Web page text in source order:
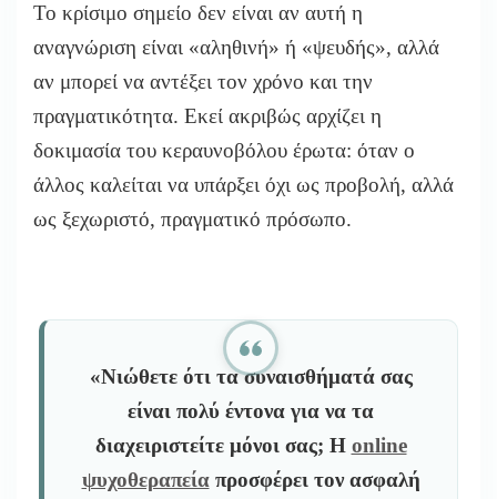
Το κρίσιμο σημείο δεν είναι αν αυτή η
αναγνώριση είναι «αληθινή» ή «ψευδής», αλλά
αν μπορεί να αντέξει τον χρόνο και την
πραγματικότητα. Εκεί ακριβώς αρχίζει η
δοκιμασία του κεραυνοβόλου έρωτα: όταν ο
άλλος καλείται να υπάρξει όχι ως προβολή, αλλά
ως ξεχωριστό, πραγματικό πρόσωπο.
«Νιώθετε ότι τα συναισθήματά σας
είναι πολύ έντονα για να τα
διαχειριστείτε μόνοι σας; Η online
ψυχοθεραπείαπροσφέρει τον ασφαλή